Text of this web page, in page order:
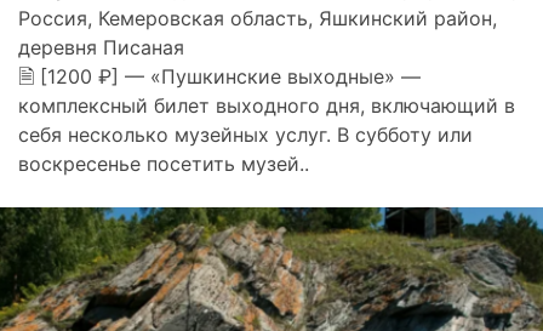
Россия, Кемеровская область, Яшкинский район,
деревня Писаная
🗎 [1200 ₽] — «Пушкинские выходные» —
комплексный билет выходного дня, включающий в
себя несколько музейных услуг. В субботу или
воскресенье посетить музей..